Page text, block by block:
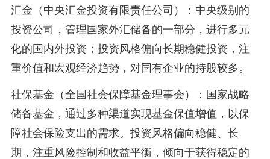
汇金（中央汇金投资有限责任公司）：中央级别的
投资公司，管理国家外汇储备的一部分，进行多元
化的国内外投资；投资风格偏向长期稳健投资，注
重价值和宏观经济趋势，对国有企业的持股较多。
社保基金（全国社会保障基金理事会）：国家战略
储备基金，通过多种渠道实现基金保值增值，以保
障社会保险支出的需求。投资风格偏向稳健、长
期，注重风险控制和收益平衡，倾向于获得稳定的